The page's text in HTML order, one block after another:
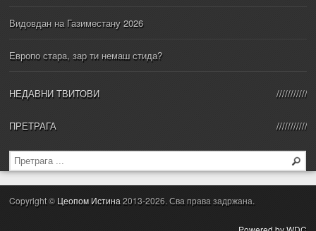
Видовдан на Газиместану 2026
Европо стара, зар ти немаш стида?
НЕДАВНИ ТВИТОВИ
ПРЕТРАГА
Copyright © Цеопом Истина2013-2026. Сва права задржана.